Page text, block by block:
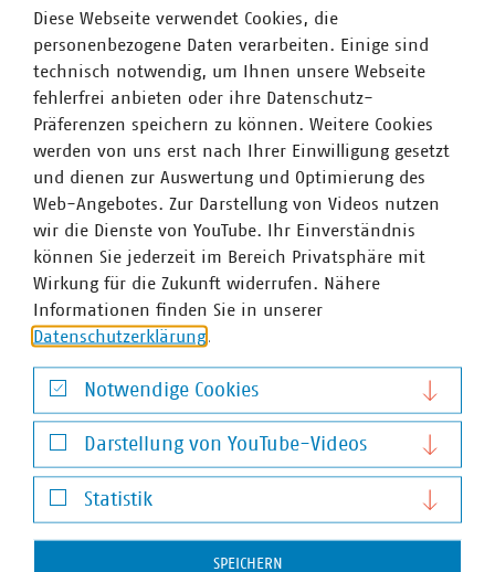
VKS NEWS
Europa stellt die Weichen!
Kreislaufwirtschaft im Umbruch: Neue EU-Vorgaben zu
Verpackungen, Textilien und Lebensmittelabfällen stellen
die kommunale Entsorgungswirtschaft vor große
Aufgaben. Die Beiträge in der VKS NEWS zeigen, welche
Entwicklungen jetzt wichtig sind, welche…
Diese Webseite verwendet Cookies, die
personenbezogene Daten verarbeiten. Einige sind
technisch notwendig, um Ihnen unsere Webseite
fehlerfrei anbieten oder ihre Datenschutz-
Präferenzen speichern zu können. Weitere Cookies
werden von uns erst nach Ihrer Einwilligung gesetzt
und dienen zur Auswertung und Optimierung des
Web-Angebotes. Zur Darstellung von Videos nutzen
wir die Dienste von YouTube. Ihr Einverständnis
können Sie jederzeit im Bereich Privatsphäre mit
Wirkung für die Zukunft widerrufen. Nähere
Informationen finden Sie in unserer
Datenschutzerklärung
Notwendige Cookies
Notwendige Cookies
Darstellung von YouTube-Videos
Darstellung von YouTube-Videos
Statistik
Statistik
SPEICHERN